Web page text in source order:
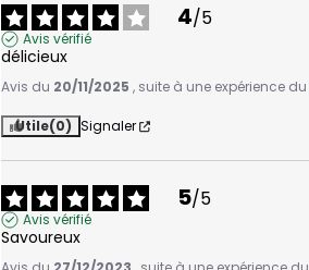
4/5
Avis vérifié
délicieux
Avis du 20/11/2025 , suite à une expérience du
Utile(0) Signaler
5/5
Avis vérifié
Savoureux